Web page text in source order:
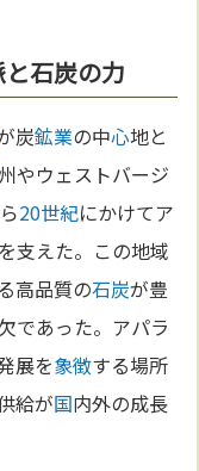
石炭の力
炭鉱業の中心地と
やウェストバージ
20世紀にかけてア
支えた。この地域
高品質の石炭が豊
であった。アパラ
展を象徴する場所
給が国内外の成長